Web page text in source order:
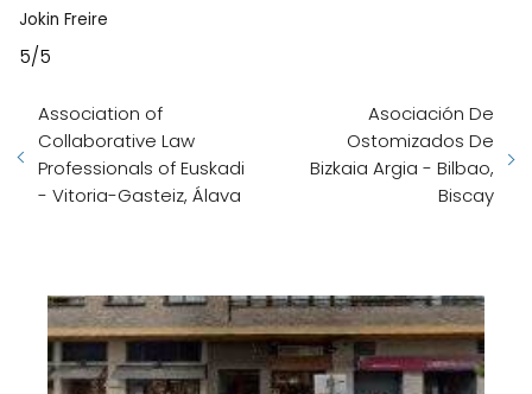
Jokin Freire
5/5
Association of
Collaborative Law
Professionals of Euskadi
- Vitoria-Gasteiz, Álava
Asociación De
Ostomizados De
Bizkaia Argia - Bilbao,
Biscay